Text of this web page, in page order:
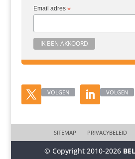
Email adres *
VOLGEN VOLGEN
SITEMAP PRIVACYBELEID
© Copyright 2010-2026